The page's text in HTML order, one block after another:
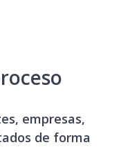
empresas,
de forma